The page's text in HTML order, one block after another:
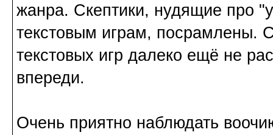
жанра. Скептики, нудящие про
текстовым играм, посрамлены.
текстовых игр далеко ещё не
впереди.
Очень приятно наблюдать